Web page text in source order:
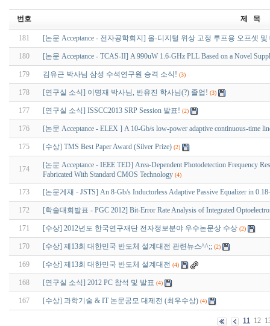
번호 제 목
181 [논문 Acceptance - 전자공학회지] 올-디지털 위상 고정 루프용 오프셋
180 [논문 Acceptance - TCAS-II] A 990uW 1.6-GHz PLL Based on a Novel
179 김유근 박사님 삼성 수석연구원 승격 소식! (3)
178 [연구실 소식] 이명재 박사님, 반유진 학사님(?) 졸업! (3)
177 [연구실 소식] ISSCC2013 SRP Session 발표! (2)
176 [논문 Acceptance - ELEX ] A 10-Gb/s low-power adaptive continuous-time
175 [수상] TMS Best Paper Award (Silver Prize) (2)
174
[논문 Acceptance - IEEE TED] Area-Dependent Photodetection Frequency
Fabricated With Standard CMOS Technology (4)
173 [논문게재 - JSTS] An 8-Gb/s Inductorless Adaptive Passive Equalizer in
172 [학술대회발표 - PGC 2012] Bit-Error Rate Analysis of Integrated
171 [수상] 2012년도 한국연구재단 전자정보분야 우수논문상 수상 (2)
170 [수상] 제13회 대한민국 반도체 설계대전 관련뉴스^^;; (2)
169 [수상] 제13회 대한민국 반도체 설계대전 (4)
168 [연구실 소식] 2012 PC 참석 및 발표 (4)
167 [수상] 과학기술 & IT 논문공모 대제전 (최우수상) (4)
11 12